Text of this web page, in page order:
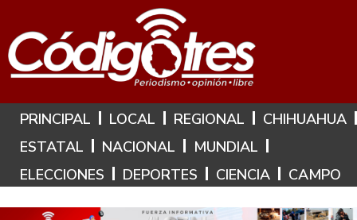
Hoy es: 8 de Agosto de 2026
PRINCIPAL LOCAL REGIONAL
CHIHUAHUA
ESTATAL
NACIONAL
MUNDIAL
ELECCIONES
DEPORTES CIENCIA CAMPO